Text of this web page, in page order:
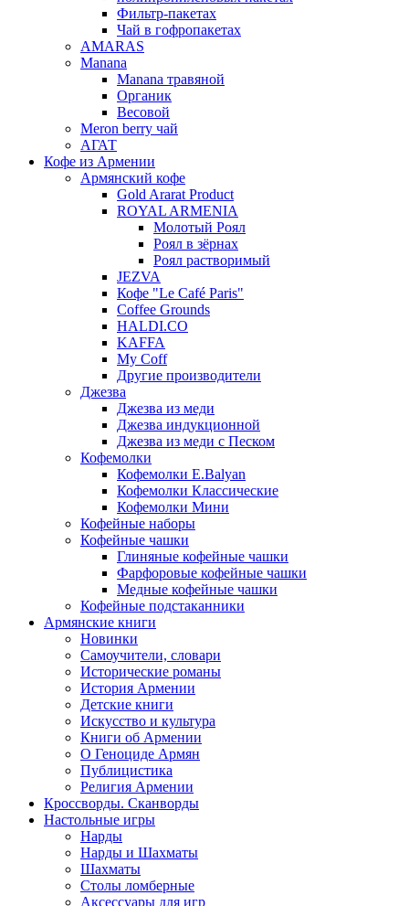
Фильтр-пакетах
Чай в гофропакетах
AMARAS
Manana
Manana травяной
Органик
Весовой
Meron berry чай
АГАТ
Кофе из Армении
Армянский кофе
Gold Ararat Product
ROYAL ARMENIA
Молотый Роял
Роял в зёрнах
Роял растворимый
JEZVA
Кофе "Le Café Paris"
Coffee Grounds
HALDI.CO
KAFFA
My Coff
Другие производители
Джезва
Джезва из меди
Джезва индукционной
Джезва из меди с Песком
Кофемолки
Кофемолки E.Balyan
Кофемолки Классические
Кофемолки Мини
Кофейные наборы
Кофейные чашки
Глиняные кофейные чашки
Фарфоровые кофейные чашки
Медные кофейные чашки
Кофейные подстаканники
Армянские книги
Новинки
Самоучители, словари
Исторические романы
История Армении
Детские книги
Иcкусство и культура
Книги об Армении
О Геноциде Армян
Публицистика
Религия Армении
Кроссворды. Сканворды
Настольные игры
Нарды
Нарды и Шахматы
Шахматы
Столы ломберные
Аксессуары для игр